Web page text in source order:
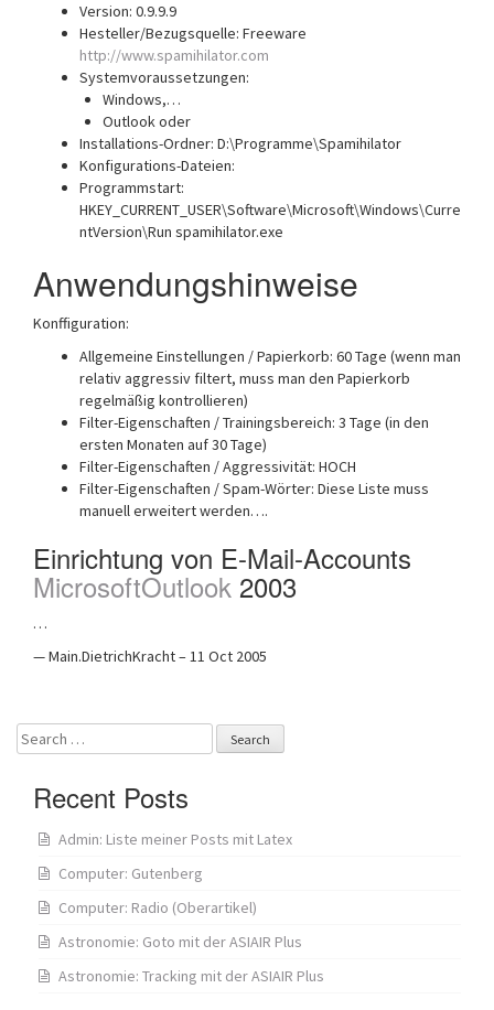
Version: 0.9.9.9
Hesteller/Bezugsquelle: Freeware
http://www.spamihilator.com
Systemvoraussetzungen:
Windows,…
Outlook oder
Installations-Ordner: D:\Programme\Spamihilator
Konfigurations-Dateien:
Programmstart:
HKEY_CURRENT_USER\Software\Microsoft\Windows\Curre
ntVersion\Run spamihilator.exe
Anwendungshinweise
Konffiguration:
Allgemeine Einstellungen / Papierkorb: 60 Tage (wenn man
relativ aggressiv filtert, muss man den Papierkorb
regelmäßig kontrollieren)
Filter-Eigenschaften / Trainingsbereich: 3 Tage (in den
ersten Monaten auf 30 Tage)
Filter-Eigenschaften / Aggressivität: HOCH
Filter-Eigenschaften / Spam-Wörter: Diese Liste muss
manuell erweitert werden….
Einrichtung von E-Mail-Accounts
MicrosoftOutlook 2003
…
— Main.DietrichKracht – 11 Oct 2005
Search
for:
Recent Posts
Admin: Liste meiner Posts mit Latex
Computer: Gutenberg
Computer: Radio (Oberartikel)
Astronomie: Goto mit der ASIAIR Plus
Astronomie: Tracking mit der ASIAIR Plus